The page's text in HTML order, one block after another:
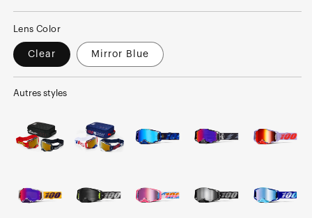
Lens Color
Clear Mirror Blue
Autres styles